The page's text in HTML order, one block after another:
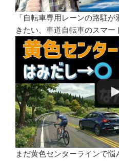
「自転車専用レーンの路駐
きたい、車道自転車のスマー
まだ黄色センターラインで